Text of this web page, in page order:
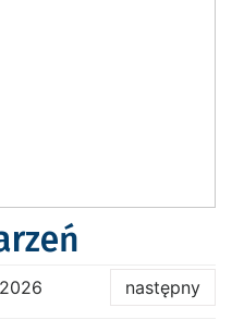
następny